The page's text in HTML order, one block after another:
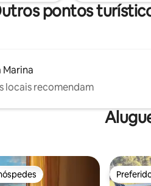
pontos
Marina
locais recomendam
preferidos dos hóspedes